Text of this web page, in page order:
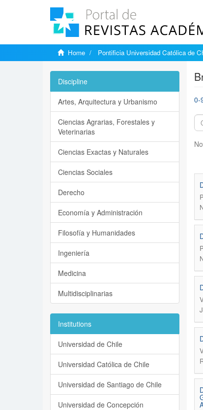
Home Pontificia Universidad Católica de
0-
Discipline
Artes, Arquitectura y Urbanismo
Ciencias Agrarias, Forestales y
Veterinarias
Ciencias Exactas y Naturales
Ciencias Sociales
Derecho
Economía y Administración
Filosofía y Humanidades
Ingeniería
Medicina
Multidisciplinarias
Institutions
Universidad de Chile
Universidad Católica de Chile
Universidad de Santiago de Chile
Universidad de Concepción